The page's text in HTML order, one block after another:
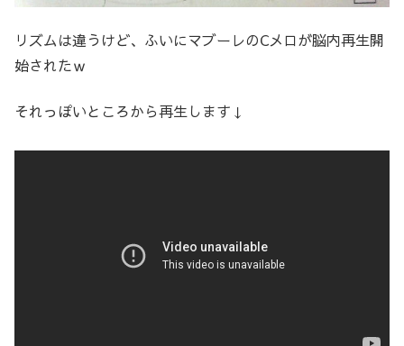
リズムは違うけど、ふいにマブーレのCメロが脳内再生開
始されたｗ
それっぽいところから再生します↓